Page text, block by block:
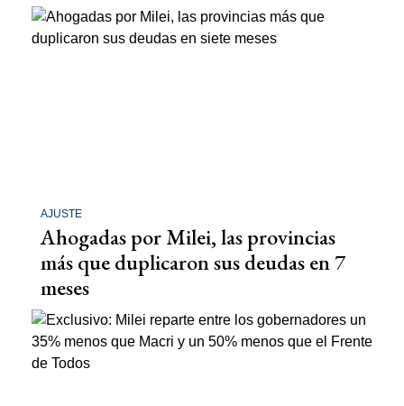
AJUSTE
Ahogadas por Milei, las provincias
más que duplicaron sus deudas en 7
meses